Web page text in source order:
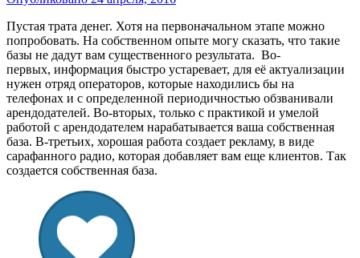
Пустая трата денег. Хотя на первоначальном этапе можно
попробовать. На собственном опыте могу сказать, что такие
базы не дадут вам существенного результата. Во-
первых, информация быстро устаревает, для её актуализации
нужен отряд операторов, которые находились бы на
телефонах и с определенной периодичностью обзванивали
арендодателей. Во-вторых, только с практикой и умелой
работой с арендодателем нарабатывается ваша собственная
база. В-третьих, хорошая работа создает рекламу, в виде
сарафанного радио, которая добавляет вам еще клиентов. Так
создается собственная база.